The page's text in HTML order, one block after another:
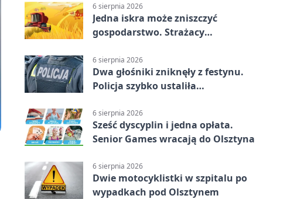
6 sierpnia 2026
Jedna iskra może zniszczyć
gospodarstwo. Strażacy
6 sierpnia 2026
Dwa głośniki zniknęły z festynu.
Policja szybko ustaliła
6 sierpnia 2026
Sześć dyscyplin i jedna opłata.
Senior Games wracają do Olsztyna
6 sierpnia 2026
Dwie motocyklistki w szpitalu po
wypadkach pod Olsztynem